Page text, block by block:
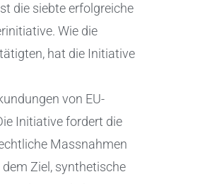
die siebte erfolgreiche
Wie die
hat die Initiative
von EU-
Initiative fordert die
Massnahmen
Ziel, synthetische